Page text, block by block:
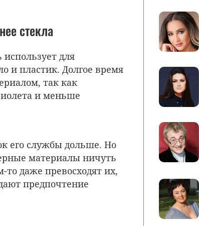
стекла
для
и пластик. Долгое время
так как
и меньше
его службы дольше. Но
материалы ничуть
даже превосходят их,
предпочтение